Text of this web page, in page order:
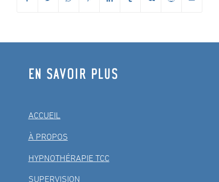
EN SAVOIR PLUS
ACCUEIL
À PROPOS
HYPNOTHÉRAPIE TCC
SUPERVISION